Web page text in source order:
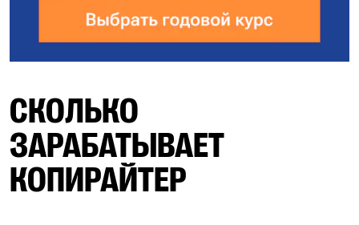
СКОЛЬКО
ЗАРАБАТЫВАЕТ
КОПИРАЙТЕР